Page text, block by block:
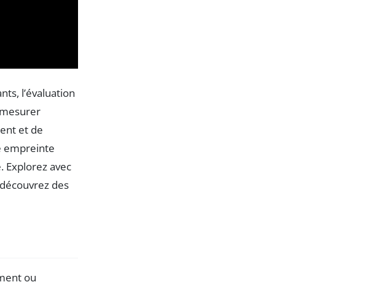
l’évaluation
et de
empreinte
Explorez avec
des
ou